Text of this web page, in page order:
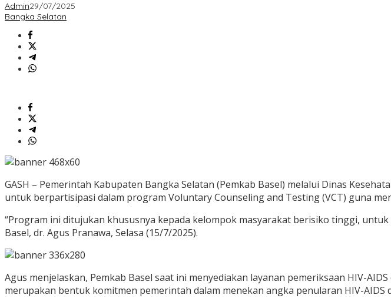
Admin29/07/2025
Bangka Selatan
GASH – Pemerintah Kabupaten Bangka Selatan (Pemkab Basel) melalui Dinas
untuk berpartisipasi dalam program Voluntary Counseling and Testing (VCT) guna
“Program ini ditujukan khususnya kepada kelompok masyarakat berisiko tinggi,
Basel, dr. Agus Pranawa, Selasa (15/7/2025).
Agus menjelaskan, Pemkab Basel saat ini menyediakan layanan pemeriksaan HIV-
merupakan bentuk komitmen pemerintah dalam menekan angka penularan HIV-AIDS